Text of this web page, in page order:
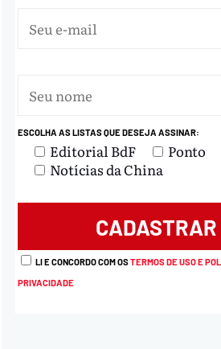
ESCOLHA AS LISTAS QUE DESEJA ASSINAR:
Editorial BdF
Ponto
Notícias da China
LI E CONCORDO COM OSTERMOS DE USO E
PRIVACIDADE